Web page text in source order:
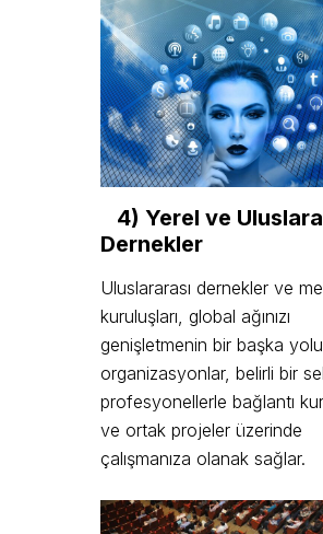
4) Yerel ve
Dernekler
Uluslararası dernekler ve
kuruluşları, global ağınızı
genişletmenin bir başka
organizasyonlar, belirli bir
profesyonellerle bağlantı
ve ortak projeler üzerinde
çalışmanıza olanak sağlar.